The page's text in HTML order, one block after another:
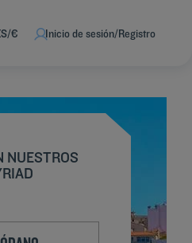
€ Inicio de sesión/Registro
NUESTROS